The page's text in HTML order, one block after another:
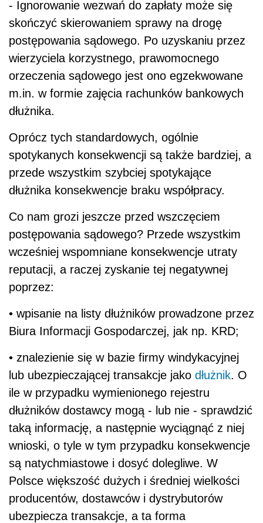
- Ignorowanie wezwań do zapłaty może się
skończyć skierowaniem sprawy na drogę
postępowania sądowego. Po uzyskaniu przez
wierzyciela korzystnego, prawomocnego
orzeczenia sądowego jest ono egzekwowane
m.in. w formie zajęcia rachunków bankowych
dłużnika.
Oprócz tych standardowych, ogólnie
spotykanych konsekwencji są także bardziej, a
przede wszystkim szybciej spotykające
dłużnika konsekwencje braku współpracy.
Co nam grozi jeszcze przed wszczęciem
postępowania sądowego? Przede wszystkim
wcześniej wspomniane konsekwencje utraty
reputacji, a raczej zyskanie tej negatywnej
poprzez:
• wpisanie na listy dłużników prowadzone przez
Biura Informacji Gospodarczej, jak np. KRD;
• znalezienie się w bazie firmy windykacyjnej
lub ubezpieczającej transakcje jako dłużnik. O
ile w przypadku wymienionego rejestru
dłużników dostawcy mogą - lub nie - sprawdzić
taką informację, a następnie wyciągnąć z niej
wnioski, o tyle w tym przypadku konsekwencje
są natychmiastowe i dosyć dolegliwe. W
Polsce większość dużych i średniej wielkości
producentów, dostawców i dystrybutorów
ubezpiecza transakcje, a ta forma